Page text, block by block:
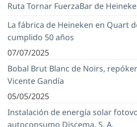
Ruta Tornar FuerzaBar de
La fábrica de Heineken en Quart
cumplido 50 años
07/07/2025
Bobal Brut Blanc de Noirs,
Vicente Gandía
05/05/2025
Instalación de energía solar
autoconsumo Discema, S. A.